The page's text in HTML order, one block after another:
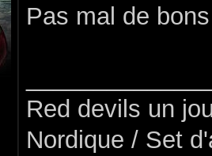
Pas mal de
Red devils un
Nordique / Set